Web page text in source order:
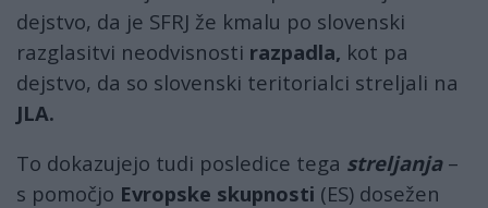
dejstvo, da je SFRJ že kmalu po slovenski
razglasitvi neodvisnosti razpadla, kot pa
dejstvo, da so slovenski teritorialci streljali na
JLA.
To dokazujejo tudi posledice tega streljanja–
s pomočjo Evropske skupnosti (ES) dosežen